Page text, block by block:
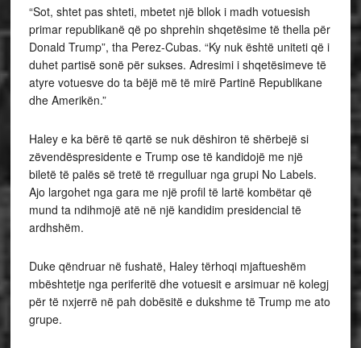
“Sot, shtet pas shteti, mbetet një bllok i madh votuesish
primar republikanë që po shprehin shqetësime të thella për
Donald Trump”, tha Perez-Cubas. “Ky nuk është uniteti që i
duhet partisë sonë për sukses. Adresimi i shqetësimeve të
atyre votuesve do ta bëjë më të mirë Partinë Republikane
dhe Amerikën.”
Haley e ka bërë të qartë se nuk dëshiron të shërbejë si
zëvendëspresidente e Trump ose të kandidojë me një
biletë të palës së tretë të rregulluar nga grupi No Labels.
Ajo largohet nga gara me një profil të lartë kombëtar që
mund ta ndihmojë atë në një kandidim presidencial të
ardhshëm.
Duke qëndruar në fushatë, Haley tërhoqi mjaftueshëm
mbështetje nga periferitë dhe votuesit e arsimuar në kolegj
për të nxjerrë në pah dobësitë e dukshme të Trump me ato
grupe.